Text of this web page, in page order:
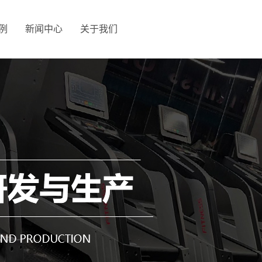
新闻中心 关于我们